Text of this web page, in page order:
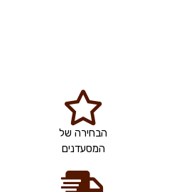
הבחירה של
המסעדנים